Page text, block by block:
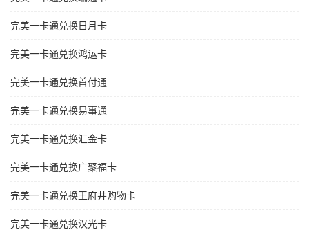
完美一卡通兑换日月卡
完美一卡通兑换鸿运卡
完美一卡通兑换首付通
完美一卡通兑换易事通
完美一卡通兑换汇金卡
完美一卡通兑换广聚福卡
完美一卡通兑换王府井购物卡
完美一卡通兑换汉光卡